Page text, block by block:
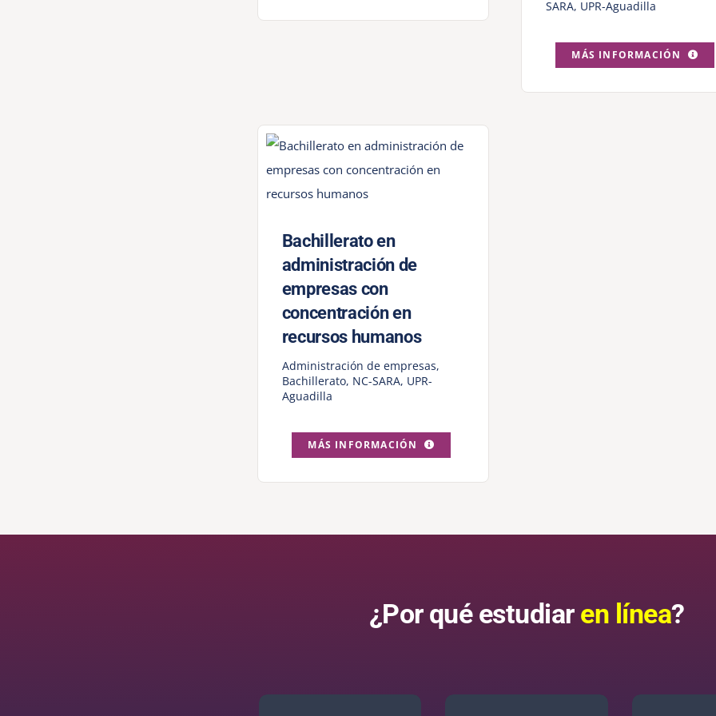
SARA, UPR-Aguadilla
MÁS INFORMACIÓN
Bachillerato en
administración de
empresas con
concentración en
recursos humanos
Administración de empresas,
Bachillerato, NC-SARA, UPR-
Aguadilla
MÁS INFORMACIÓN
¿Por qué estudiar en línea?